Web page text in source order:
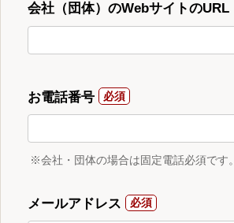
会社（団体）のWebサイトのURL
お電話番号
※会社・団体の場合は固定電話必須です。
メールアドレス